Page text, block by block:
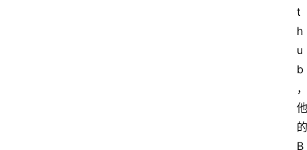
t
h
u
b
，
他
的
B